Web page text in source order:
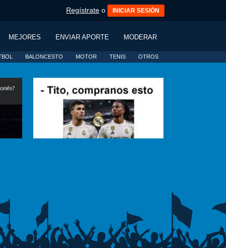
Regístrate o INICIAR SESIÓN
MEJORES ENVIAR APORTE MODERAR
BALONCESTO MOTOR TENIS OTROS